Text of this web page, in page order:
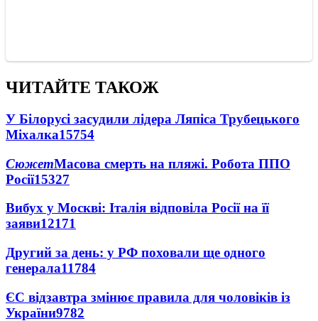
ЧИТАЙТЕ ТАКОЖ
У Білорусі засудили лідера Ляпіса Трубецького
Міхалка15754
СюжетМасова смерть на пляжі. Робота ППО
Росії15327
Вибух у Москві: Італія відповіла Росії на її
заяви12171
Другий за день: у РФ поховали ще одного
генерала11784
ЄС відзавтра змінює правила для чоловіків із
України9782